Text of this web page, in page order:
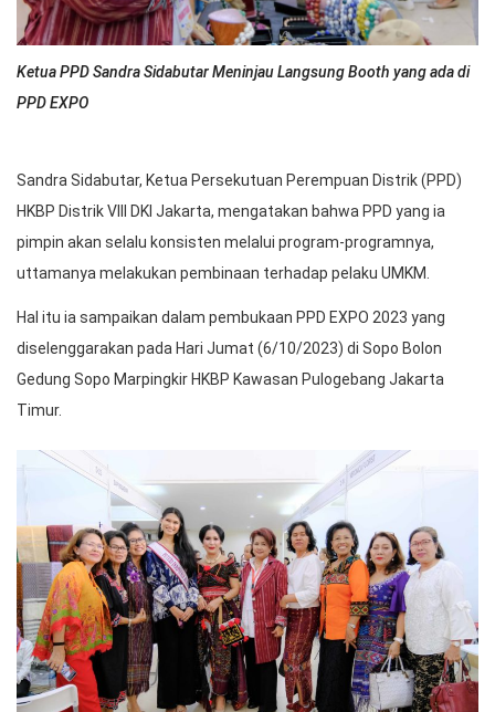
Ketua PPD Sandra Sidabutar Meninjau Langsung Booth yang ada di
PPD EXPO
Sandra Sidabutar, Ketua Persekutuan Perempuan Distrik (PPD)
HKBP Distrik VIII DKI Jakarta, mengatakan bahwa PPD yang ia
pimpin akan selalu konsisten melalui program-programnya,
uttamanya melakukan pembinaan terhadap pelaku UMKM.
Hal itu ia sampaikan dalam pembukaan PPD EXPO 2023 yang
diselenggarakan pada Hari Jumat (6/10/2023) di Sopo Bolon
Gedung Sopo Marpingkir HKBP Kawasan Pulogebang Jakarta
Timur.